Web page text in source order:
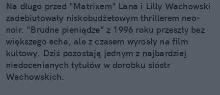
Na długo przed "Matrixem" Lana i Lilly Wachowski
zadebiutowały niskobudżetowym thrillerem neo-
noir. "Brudne pieniądze" z 1996 roku przeszły bez
większego echa, ale z czasem wyrosły na film
kultowy. Dziś pozostają jednym z najbardziej
niedocenianych tytułów w dorobku sióstr
Wachowskich.